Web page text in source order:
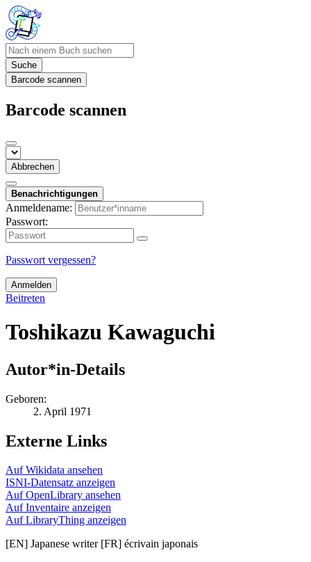
Suche
Barcode scannen
Barcode scannen
Abbrechen
Benachrichtigungen
Anmeldename:
Passwort:
Passwort vergessen?
Anmelden
Beitreten
Toshikazu Kawaguchi
Autor*in-Details
Geboren:
2. April 1971
Externe Links
Auf Wikidata ansehen
ISNI-Datensatz anzeigen
Auf OpenLibrary ansehen
Auf Inventaire anzeigen
Auf LibraryThing anzeigen
[EN] Japanese writer [FR] écrivain japonais